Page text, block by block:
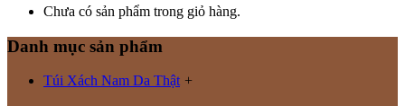
Chưa có sản phẩm trong giỏ hàng.
Danh mục sản phẩm
Túi Xách Nam Da Thật +